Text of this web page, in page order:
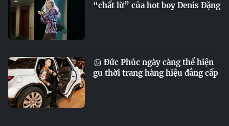
“chất lừ” của hot boy Denis Đặng
Đức Phúc ngày càng thể hiện
gu thời trang hàng hiệu đẳng cấp